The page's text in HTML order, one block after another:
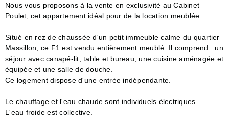
Nous vous proposons à la vente en exclusivité au Cabinet
Poulet, cet appartement idéal pour de la location meublée.
Situé en rez de chaussée d'un petit immeuble calme du quartier
Massillon, ce F1 est vendu entièrement meublé. Il comprend : un
séjour avec canapé-lit, table et bureau, une cuisine aménagée et
équipée et une salle de douche.
Ce logement dispose d'une entrée indépendante.
Le chauffage et l'eau chaude sont individuels électriques.
L'eau froide est collective.